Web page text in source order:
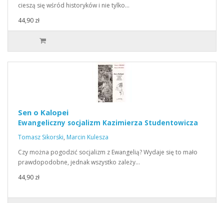
cieszą się wśród historyków i nie tylko…
44,90 zł
Sen o Kalopei
Ewangeliczny socjalizm Kazimierza Studentowicza
Tomasz Sikorski, Marcin Kulesza
Czy można pogodzić socjalizm z Ewangelią? Wydaje się to mało
prawdopodobne, jednak wszystko zależy…
44,90 zł